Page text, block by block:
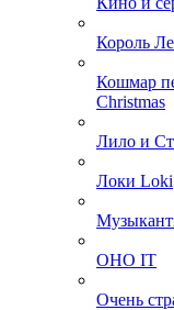
Король
Кошмар
Christmas
Лило и
Локи Loki
ОНО IT
Очень